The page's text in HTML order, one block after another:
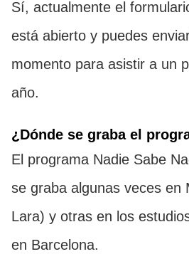
Sí, actualmente el
está abierto y puedes
momento para asistir a un
año.
¿Dónde se graba el
El programa Nadie Sabe
se graba algunas veces en
Lara) y otras en los
en Barcelona.